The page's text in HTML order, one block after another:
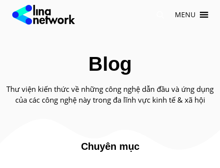
Chuyển
MENU
Blog
Thư viện kiến thức về những công nghệ dẫn đầu và ứng dụng
của các công nghệ này trong đa lĩnh vực kinh tế & xã hội
Chuyên mục